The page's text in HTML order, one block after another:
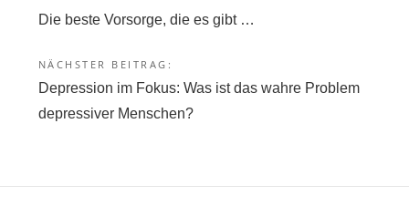
Die beste Vorsorge, die es gibt …
NÄCHSTER BEITRAG:
Depression im Fokus: Was ist das wahre Problem
depressiver Menschen?